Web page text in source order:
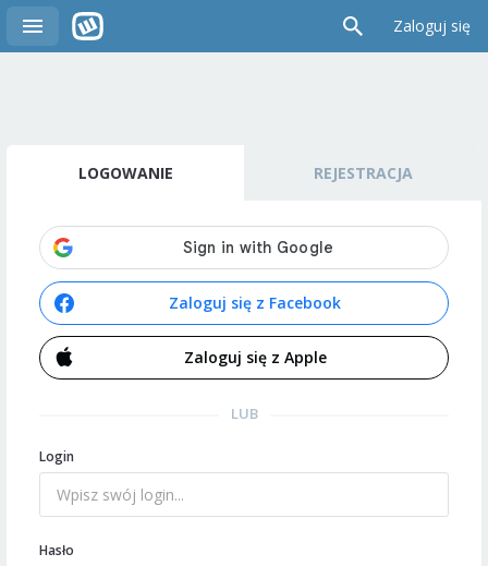
Zaloguj się
LOGOWANIE REJESTRACJA
Zaloguj się z Facebook
Zaloguj się z Apple
LUB
Login
Hasło